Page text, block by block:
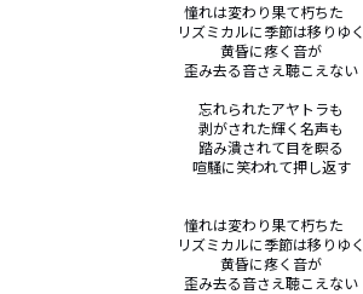
憧れは変わり果て朽ちた
リズミカルに季節は移りゆく
黄昏に疼く音が
歪み去る音さえ聴こえない
忘れられたアヤトラも
剥がされた輝く名声も
踏み潰されて目を瞑る
喧騒に笑われて押し返す
憧れは変わり果て朽ちた
リズミカルに季節は移りゆく
黄昏に疼く音が
歪み去る音さえ聴こえない